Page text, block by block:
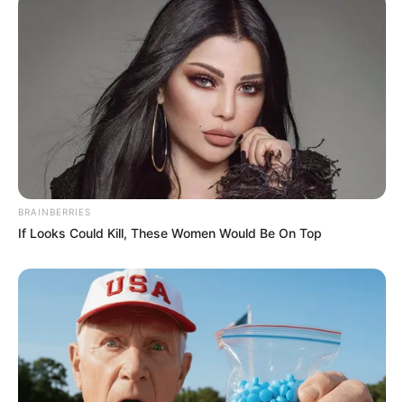
Όλα τα κείμενα και οι εικόνες είναι πνευματική ιδιοκτησία του
ΝΙΚΟΛΑΟΣ ΑΝΑΞΙΜΑΝΔΡΟΣ. Aπαγορεύεται η αναπαραγωγή, η
αναδημοσίευση και η τροποποίησή τους χωρίς προηγούμενη
γραπτή άδεια του δημιουργού τους. Με επιφύλαξη κάθε νόμιμου
δικαιώματος. Διαβάστε τηνΠολιτική Απορρήτουτου website πριν
να το χρησιμοποιήσετε, καθώς χρησιμοποιώντας το την
αποδέχεστε. Ο ιστότοπος διατηρεί το δικαίωμα να τροποποιήσει
Επικοινωνήστε μαζί μας: nikolaosgeor@gmail.com
@2022 - nikolaosanaximandros.gr. All Right Reserved. Designed and
Developed byWeb Technical
BRAINBERRIES
If Looks Could Kill, These Women Would Be On Top